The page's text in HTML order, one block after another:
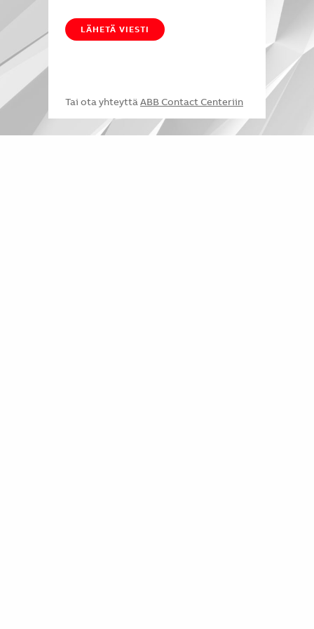
LÄHETÄ VIESTI
Tai ota yhteyttäABB Contact Centeriin